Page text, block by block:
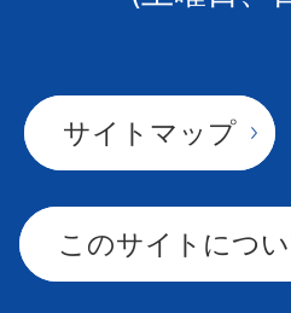
サイトマップ
このサイトにつ